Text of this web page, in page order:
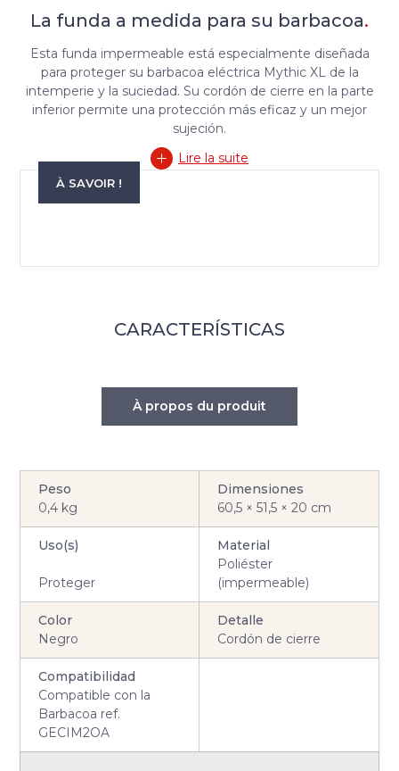
La funda a medida para su barbacoa.
Esta funda impermeable está especialmente diseñada
para proteger su barbacoa eléctrica Mythic XL de la
intemperie y la suciedad. Su cordón de cierre en la parte
inferior permite una protección más eficaz y un mejor
sujeción.
Lire la suite
À SAVOIR !
CARACTERÍSTICAS
À propos du produit
Peso
0,4 kg
Dimensiones
60,5 × 51,5 × 20 cm
Uso(s)
Proteger
Material
Poliéster
(impermeable)
Color
Negro
Detalle
Cordón de cierre
Compatibilidad
Compatible con la
Barbacoa ref.
GECIM2OA